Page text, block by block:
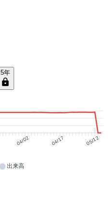
5年
04/02 04/17 05/12
出来高